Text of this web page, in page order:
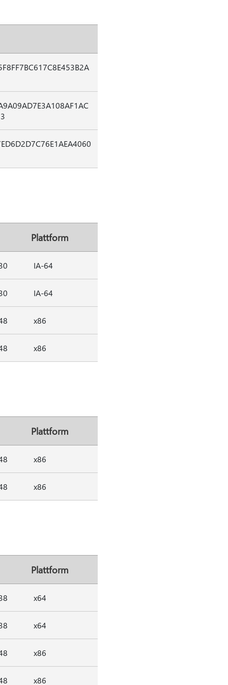
Plattform
IA-64
IA-64
x86
x86
Plattform
x86
x86
Plattform
x64
x64
x86
x86